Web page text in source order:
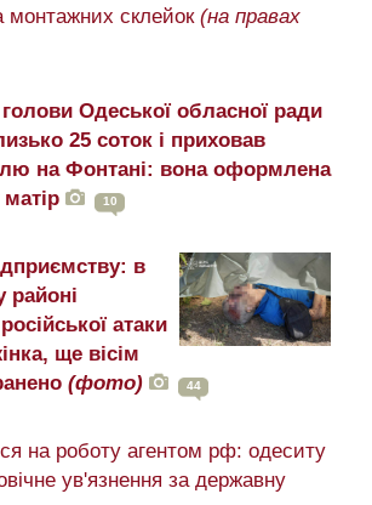
монтажних склейок (на правах
Одеської обласної ради
25 соток і приховав
на Фонтані: вона оформлена
10
в
районі
атаки
ще вісім
(фото) 44
на роботу агентом рф: одеситу
ув'язнення за державну